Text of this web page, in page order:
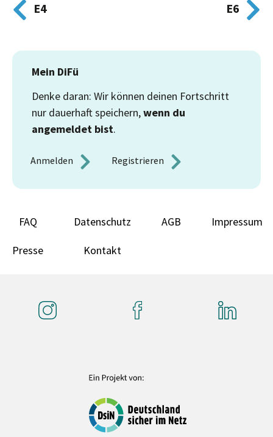
E4 E6
Mein DiFü
Denke daran: Wir können deinen Fortschritt
nur dauerhaft speichern,wenn du
angemeldet bist.
Anmelden Registrieren
FAQ Datenschutz AGB Impressum
Presse Kontakt